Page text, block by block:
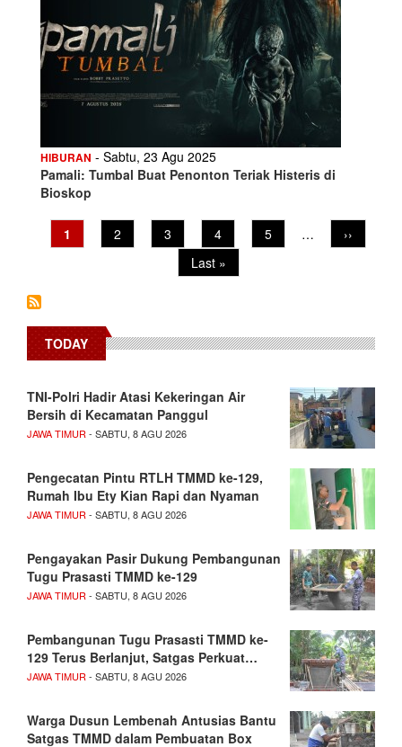
HIBURAN - Sabtu, 23 Agu 2025
Pamali: Tumbal Buat Penonton Teriak Histeris di
Bioskop
Pagination
Current
page
1 Page
2 Page
3 Page
4 Page
5 …
Next
page
››
Last
page
Last »
TODAY
TNI-Polri Hadir Atasi Kekeringan Air
Bersih di Kecamatan Panggul
JAWA TIMUR - SABTU, 8 AGU 2026
Pengecatan Pintu RTLH TMMD ke-129,
Rumah Ibu Ety Kian Rapi dan Nyaman
JAWA TIMUR - SABTU, 8 AGU 2026
Pengayakan Pasir Dukung Pembangunan
Tugu Prasasti TMMD ke-129
JAWA TIMUR - SABTU, 8 AGU 2026
Pembangunan Tugu Prasasti TMMD ke-
129 Terus Berlanjut, Satgas Perkuat…
JAWA TIMUR - SABTU, 8 AGU 2026
Warga Dusun Lembenah Antusias Bantu
Satgas TMMD dalam Pembuatan Box